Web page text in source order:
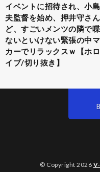
イベントに招待され、小
夫監督を始め、押井守さ
ど、すごいメンツの隣で
ないといけない緊張の中マ
カーでリラックスｗ【ホ
イブ/切り抜き】
© Copyright 2026